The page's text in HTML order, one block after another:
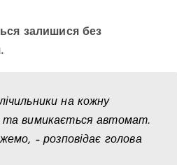
залишися без
на кожну
та вимикається автомат.
– розповідає голова